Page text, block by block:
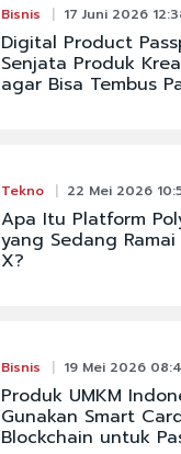
Bisnis 17 Juni 2026
Digital Product
Senjata Produk
agar Bisa Tembus
Tekno 22 Mei 2026
Apa Itu Platform
yang Sedang
X?
Bisnis 19 Mei 2026
Produk UMKM
Gunakan Smart
Blockchain untuk